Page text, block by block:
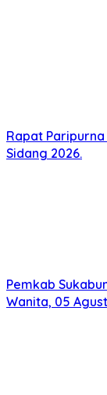
Rapat Paripurna
Sidang 2026.
Pemkab
Wanita, 05